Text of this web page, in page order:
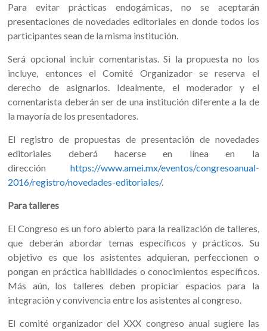
Para evitar prácticas endogámicas, no se aceptarán
presentaciones de novedades editoriales en donde todos los
participantes sean de la misma institución.
Será opcional incluir comentaristas. Si la propuesta no los
incluye, entonces el Comité Organizador se reserva el
derecho de asignarlos. Idealmente, el moderador y el
comentarista deberán ser de una institución diferente a la de
la mayoría de los presentadores.
El registro de propuestas de presentación de novedades
editoriales deberá hacerse en línea en la
dirección https://www.amei.mx/eventos/congresoanual-
2016/registro/novedades-editoriales/.
Para talleres
El Congreso es un foro abierto para la realización de talleres,
que deberán abordar temas específicos y prácticos. Su
objetivo es que los asistentes adquieran, perfeccionen o
pongan en práctica habilidades o conocimientos específicos.
Más aún, los talleres deben propiciar espacios para la
integración y convivencia entre los asistentes al congreso.
El comité organizador del XXX congreso anual sugiere las